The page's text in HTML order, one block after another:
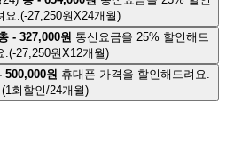
요.(-27,250원X24개월)
- 327,000원 통신요금을 25% 할인해드
.(-27,250원X12개월)
500,000원 휴대폰 가격을 할인해드려요.
(1회할인/24개월)